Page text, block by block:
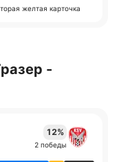
желтая карточка
-
12%
2 победы